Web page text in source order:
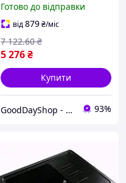
універсальний врізний
монтаж для
функціональної кухні
Готово до відправки
від879₴/міс
5 276₴
7 122.60 ₴
Купити
GoodDayShop - Онлайн магазин різноманітних товарів 93%